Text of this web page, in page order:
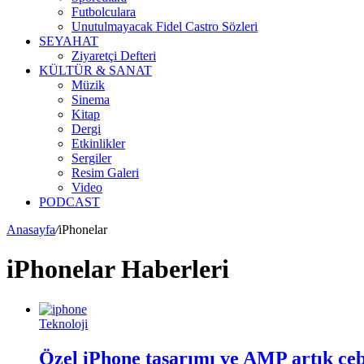
Futbolculara
Unutulmayacak Fidel Castro Sözleri
SEYAHAT
Ziyaretçi Defteri
KÜLTÜR & SANAT
Müzik
Sinema
Kitap
Dergi
Etkinlikler
Sergiler
Resim Galeri
Video
PODCAST
Anasayfa/iPhonelar
iPhonelar Haberleri
Teknoloji
Özel iPhone tasarımı ve AMP artık